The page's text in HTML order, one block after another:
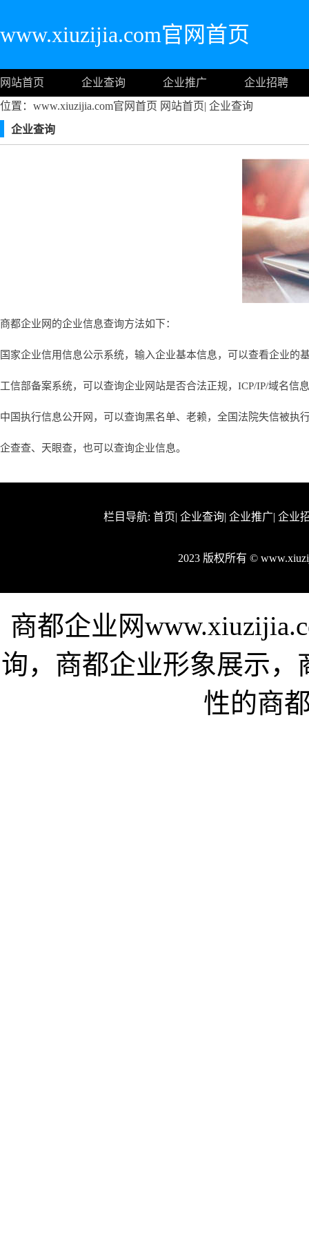
www.xiuzijia.com官网首页
网站首页 企业查询 企业推广
企业招聘
位置：www.xiuzijia.com官网首页 网站首页| 企业查询
企业查询
商都企业网的企业信息查询方法如下：
国家企业信用信息公示系统，输入企业基本信息，可以查看企业的
工信部备案系统，可以查询企业网站是否合法正规，ICP/IP/域名信
中国执行信息公开网，可以查询黑名单、老赖，全国法院失信被执
企查查、天眼查，也可以查询企业信息。
栏目导航: 首页| 企业查询| 企业推广| 企业
2023 版权所有 ©
商都企业网
询，商都企业形象展示
性的商